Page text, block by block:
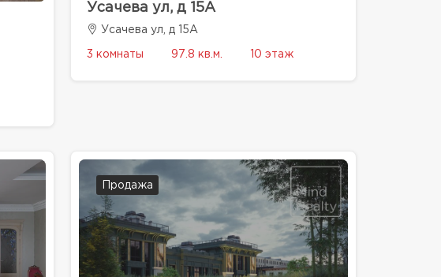
Усачева ул, д 15А
Усачева ул, д 15А
3 комнаты 97.8 кв.м. 10 этаж
Продажа